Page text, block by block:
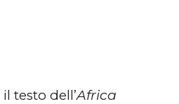
testo dell’Africa